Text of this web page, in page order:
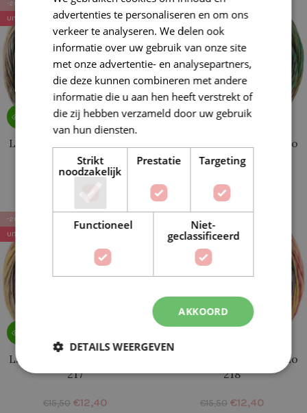
-20%
UITVERKOCHT
Lana Grossa Colorissimo
215
12,40
-20%
UITVERKOCHT
Lana Grossa Colorissimo
216
15,50 €
-20%
UITVERKOCHT
Lana Grossa Colorissimo
217
€15,50 €12,40
UITVERKOCHT
Lana Grossa Colorissimo
218
€15,50 €12,40
advertenties te personaliseren en om ons
verkeer te analyseren. We delen ook
informatie over uw gebruik van onze site
met onze advertentie- en analysepartners,
die deze kunnen combineren met andere
informatie die u aan hen heeft verstrekt of
die zij hebben verzameld door uw gebruik
van hun diensten.
Strikt
noodzakelijk
Prestatie Targeting
Functioneel
Niet-
geclassificeerd
AKKOORD
DETAILS WEERGEVEN